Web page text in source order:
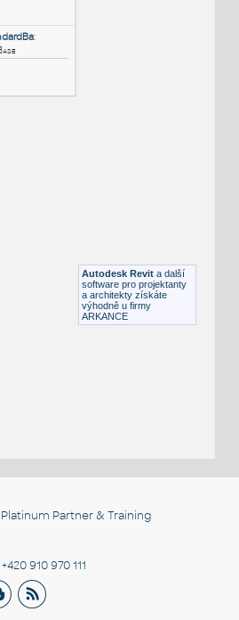
Autodesk Revit a další
software pro projektanty
a architekty získáte
výhodně u firmy
ARKANCE
Partner & Training
910 970 111